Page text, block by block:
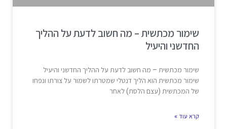
שימור מכתשית – מה חשוב לדעת על ההליך
החדשני והיעיל
שימור מכתשית – מה חשוב לדעת על ההליך החדשני והיעיל
שימור מכתשית הוא הליך דנטלי שמטרתו לשמור על צורתו ונפחו
של המכתשית (עצם הלסת) לאחר
קרא עוד »